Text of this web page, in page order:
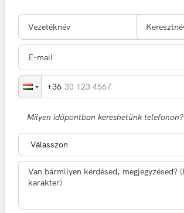
30 123 4567
Milyen időpontban kereshetünk telefonon?
Válasszon